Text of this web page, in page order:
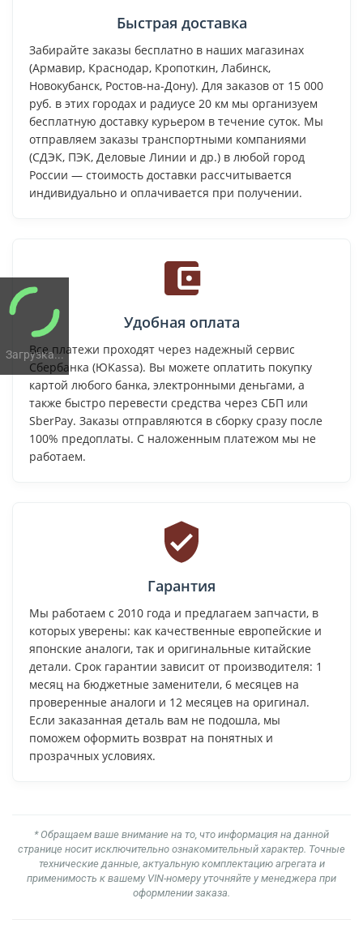
Загрузка...
Быстрая доставка
Забирайте заказы бесплатно в наших магазинах
(Армавир, Краснодар, Кропоткин, Лабинск,
Новокубанск, Ростов-на-Дону). Для заказов от 15 000
руб. в этих городах и радиусе 20 км мы организуем
бесплатную доставку курьером в течение суток. Мы
отправляем заказы транспортными компаниями
(СДЭК, ПЭК, Деловые Линии и др.) в любой город
России — стоимость доставки рассчитывается
индивидуально и оплачивается при получении.
Удобная оплата
Все платежи проходят через надежный сервис
Сбербанка (ЮKassa). Вы можете оплатить покупку
картой любого банка, электронными деньгами, а
также быстро перевести средства через СБП или
SberPay. Заказы отправляются в сборку сразу после
100% предоплаты. С наложенным платежом мы не
работаем.
Гарантия
Мы работаем с 2010 года и предлагаем запчасти, в
которых уверены: как качественные европейские и
японские аналоги, так и оригинальные китайские
детали. Срок гарантии зависит от производителя: 1
месяц на бюджетные заменители, 6 месяцев на
проверенные аналоги и 12 месяцев на оригинал.
Если заказанная деталь вам не подошла, мы
поможем оформить возврат на понятных и
прозрачных условиях.
* Обращаем ваше внимание на то, что информация на данной
странице носит исключительно ознакомительный характер. Точные
технические данные, актуальную комплектацию агрегата и
применимость к вашему VIN-номеру уточняйте у менеджера при
оформлении заказа.